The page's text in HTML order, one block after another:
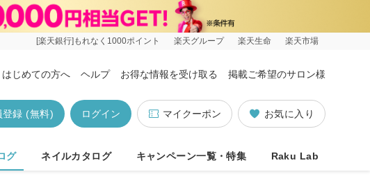
[楽天銀行]もれなく1000ポイント 楽天グループ 楽天生命 楽天市場
はじめての方へ ヘルプ お得な情報を受け取る 掲載ご希望のサロン様
お気に入り
マイクーポン
ログイン
登録 (無料)
グ ネイルカタログ キャンペーン一覧・特集 Raku Lab